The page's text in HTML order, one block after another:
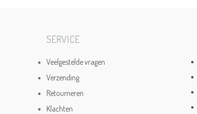
SERVICE
Veelgestelde vragen
Verzending
Retourneren
Klachten